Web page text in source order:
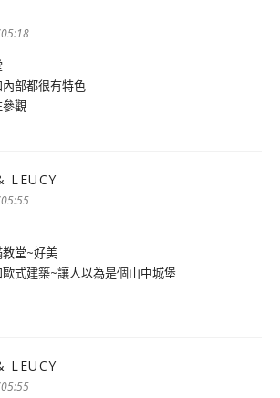
部都很有特色
觀
LEUCY
堂~好美
式建築~讓人以為是個山中城堡
LEUCY